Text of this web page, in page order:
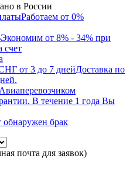
в России
Работаем от 0%
Экономим от 8% - 34% при
счет
Доставка по
В течение 1 года Вы
обнаружен брак
почта для заявок)